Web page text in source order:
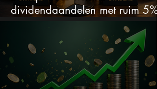
dividendaandelen met ruim 5%